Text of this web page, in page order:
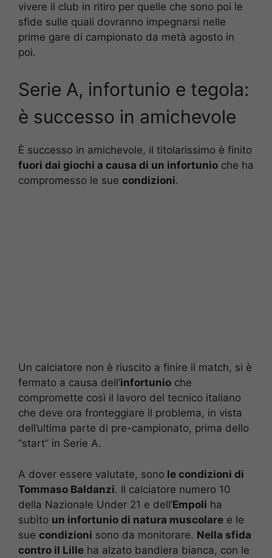
vivere il club in ritiro per quelle che sono poi le
sfide sulle quali dovranno impegnarsi nelle
prime gare di campionato da metà agosto in
poi.
Serie A, infortunio e tegola:
è successo in amichevole
È successo in amichevole, il titolarissimo è finito
fuori dai giochi a causa di un infortunio che ha
compromesso le sue condizioni.
Un calciatore non è riuscito a finire il match, si è
fermato a causa dell’infortunio che
compromette così il lavoro del tecnico italiano
che deve ora fronteggiare il problema, in vista
dell’ultima parte di pre-campionato, prima dello
“start” in Serie A.
A dover essere valutate, sono le condizioni di
Tommaso Baldanzi. Il calciatore numero 10
della Nazionale Under 21 e dell’Empoli ha
subìto un infortunio di natura muscolare e le
sue condizioni sono da monitorare. Nella sfida
contro il Lille ha alzato bandiera bianca, con le